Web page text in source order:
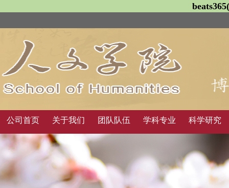
公司首页 关于我们 团队队伍 学科专业 科学研究